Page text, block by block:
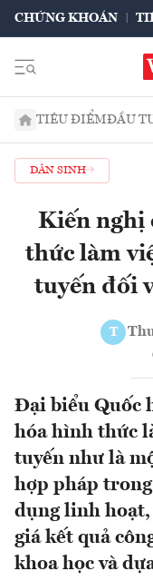
CHỨNG KHOÁN
TIÊU ĐIỂMĐẦU
DÂN SINH
Kiến nghị
thức làm
tuyến đối
T
Đại biểu Quốc
hóa hình thức
tuyến như là
hợp pháp
dụng linh hoạt,
giá kết quả
khoa học và